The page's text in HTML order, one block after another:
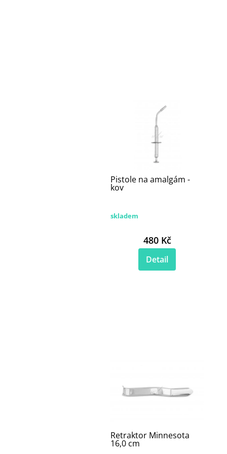
Pistole na amalgám -
kov
skladem
480 Kč
Detail
Retraktor Minnesota
16,0 cm